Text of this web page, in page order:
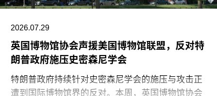
2026.07.29
英国博物馆协会声援美国博物馆联盟，反对特
朗普政府施压史密森尼学会
特朗普政府持续针对史密森尼学会的施压与攻击正
遭到国际博物馆界的反对。本周，英国博物馆协会